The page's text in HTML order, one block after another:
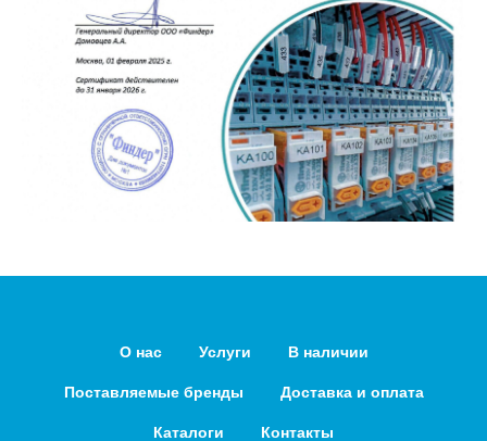
О нас Услуги В наличии
Поставляемые бренды Доставка и оплата
Каталоги Контакты